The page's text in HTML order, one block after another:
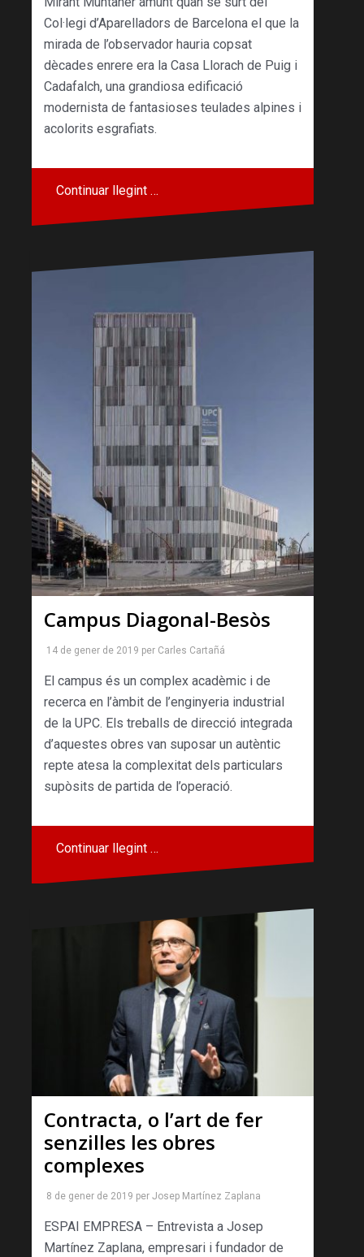
Col·legi d’Aparelladors de Barcelona el que la
mirada de l’observador hauria copsat
dècades enrere era la Casa Llorach de Puig i
Cadafalch, una grandiosa edificació
modernista de fantasioses teulades alpines i
acolorits esgrafiats.
Continuar llegint …
Campus Diagonal-Besòs
14 de gener de 2019 per Carles Cartañá
El campus és un complex acadèmic i de
recerca en l’àmbit de l’enginyeria industrial
de la UPC. Els treballs de direcció integrada
d’aquestes obres van suposar un autèntic
repte atesa la complexitat dels particulars
supòsits de partida de l’operació.
Continuar llegint …
Contracta, o l’art de fer
senzilles les obres
complexes
8 de gener de 2019 per Josep Martínez Zaplana
ESPAI EMPRESA – Entrevista a Josep
Martínez Zaplana, empresari i fundador de